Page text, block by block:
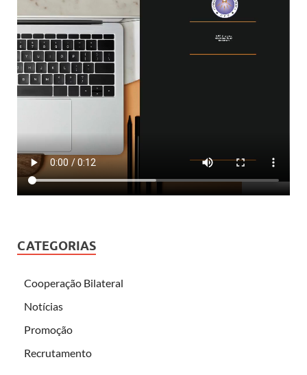
CATEGORIAS
Cooperação Bilateral
Notícias
Promoção
Recrutamento